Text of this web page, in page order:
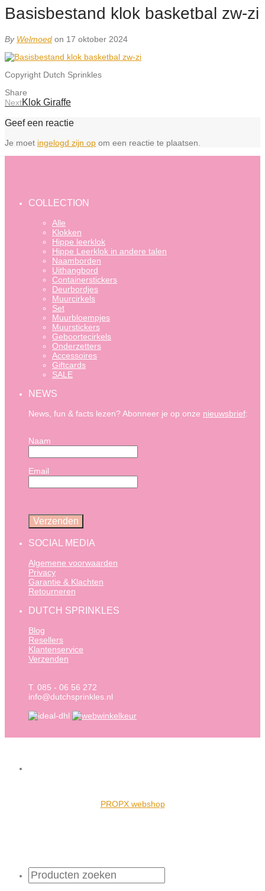
Basisbestand klok basketbal zw-zi
By Welmoed on 17 oktober 2024
Copyright Dutch Sprinkles
Share
NextKlok Giraffe
Geef een reactie
Je moet ingelogd zijn op om een reactie te plaatsen.
COLLECTION
Alle
Klokken
Hippe leerklok
Hippe Leerklok in andere talen
Naamborden
Uithangbord
Containerstickers
Deurbordjes
Muurcirkels
Set
Muurbloempjes
Muurstickers
Geboortecirkels
Onderzetters
Accessoires
Giftcards
SALE
NEWS
News, fun & facts lezen? Abonneer je op onze nieuwsbrief:
Naam
Email
SOCIAL MEDIA
Algemene voorwaarden
Privacy
Garantie & Klachten
Retourneren
DUTCH SPRINKLES
Blog
Resellers
Klantenservice
Verzenden
T. 085 - 06 56 272
info@dutchsprinkles.nl
PROPX webshop